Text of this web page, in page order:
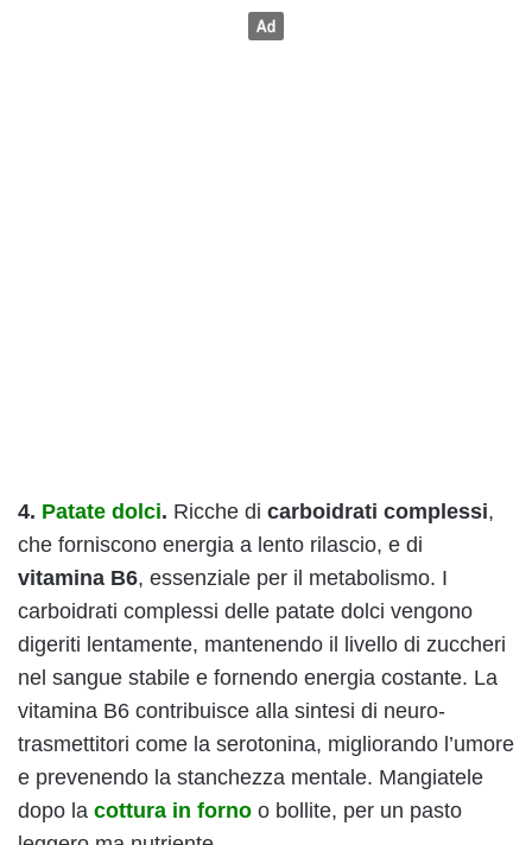
4. Patate dolci. Ricche di carboidrati complessi,
che forniscono energia a lento rilascio, e di
vitamina B6, essenziale per il metabolismo. I
carboidrati complessi delle patate dolci vengono
digeriti lentamente, mantenendo il livello di zuccheri
nel sangue stabile e fornendo energia costante. La
vitamina B6 contribuisce alla sintesi di neuro-
trasmettitori come la serotonina, migliorando l’umore
e prevenendo la stanchezza mentale. Mangiatele
dopo la cottura in forno o bollite, per un pasto